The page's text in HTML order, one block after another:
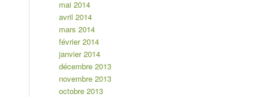
mai 2014
avril 2014
mars 2014
février 2014
janvier 2014
décembre 2013
novembre 2013
octobre 2013